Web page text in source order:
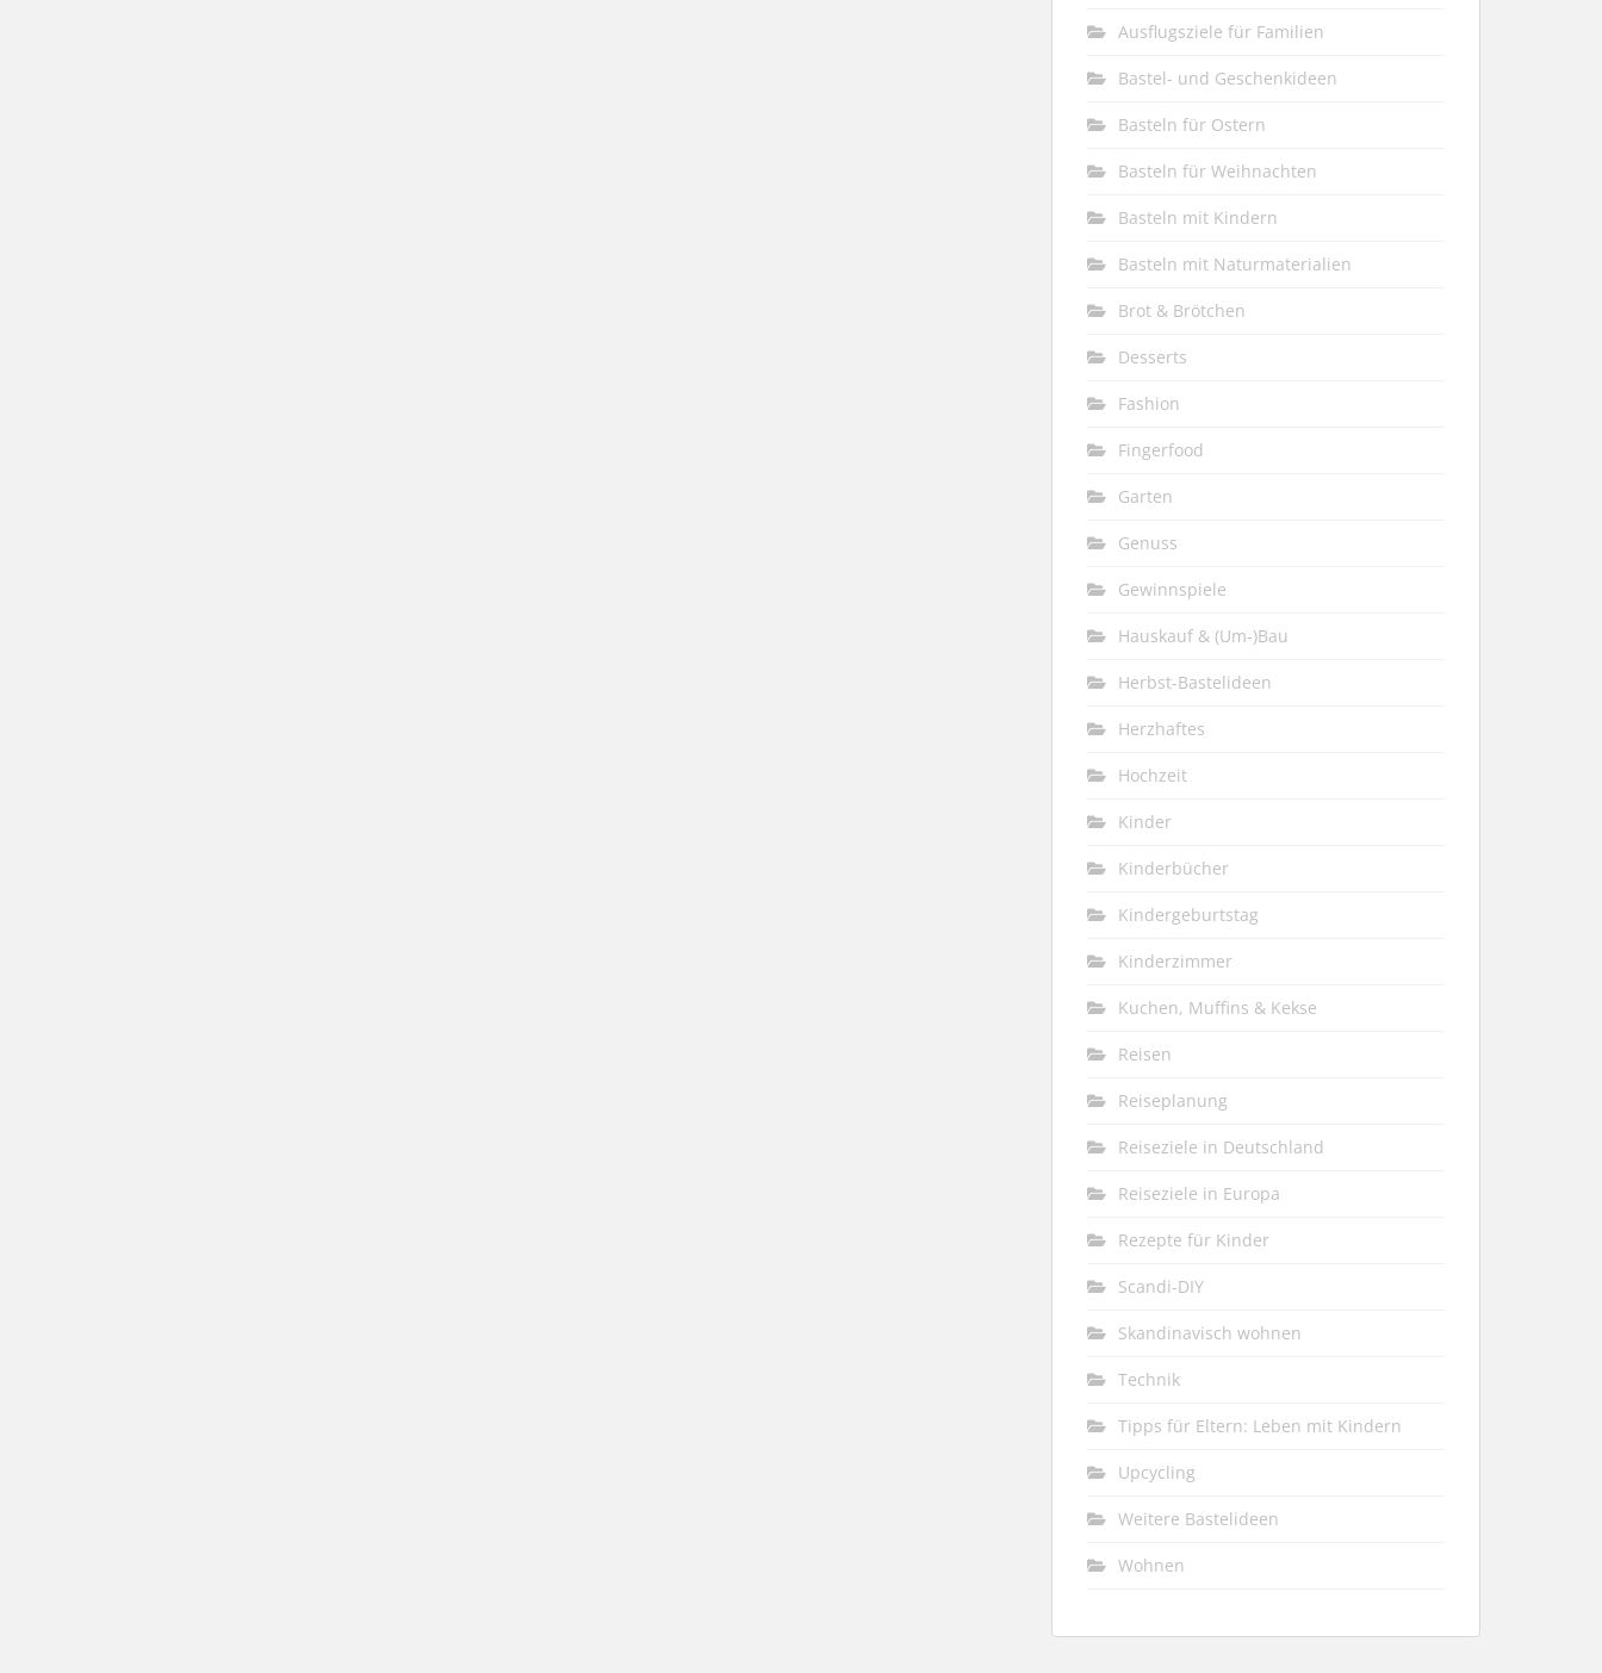
Ausflugsziele für Familien
Bastel- und Geschenkideen
Basteln für Ostern
Basteln für Weihnachten
Basteln mit Kindern
Basteln mit Naturmaterialien
Brot & Brötchen
Desserts
Fashion
Fingerfood
Garten
Genuss
Gewinnspiele
Hauskauf & (Um-)Bau
Herbst-Bastelideen
Herzhaftes
Hochzeit
Kinder
Kinderbücher
Kindergeburtstag
Kinderzimmer
Kuchen, Muffins & Kekse
Reisen
Reiseplanung
Reiseziele in Deutschland
Reiseziele in Europa
Rezepte für Kinder
Scandi-DIY
Skandinavisch wohnen
Technik
Tipps für Eltern: Leben mit Kindern
Upcycling
Weitere Bastelideen
Wohnen